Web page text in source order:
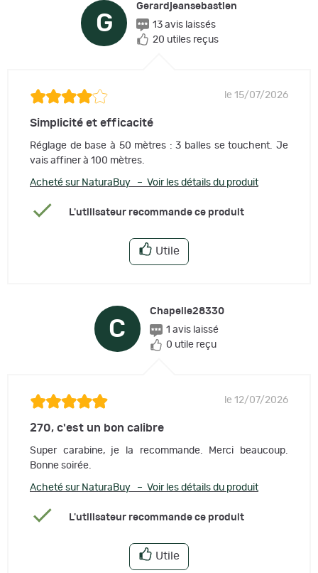
G
Gerardjeansebastien
13 avis laissés
20 utiles reçus
le 15/07/2026
Simplicité et efficacité
Réglage de base à 50 mètres : 3 balles se touchent. Je
vais affiner à 100 mètres.
Acheté sur NaturaBuy – Voir les détails du produit
L'utilisateur recommande ce produit
Utile
C
Chapelle28330
1 avis laissé
0 utile reçu
le 12/07/2026
270, c'est un bon calibre
Super carabine, je la recommande. Merci beaucoup.
Bonne soirée.
Acheté sur NaturaBuy – Voir les détails du produit
L'utilisateur recommande ce produit
Utile